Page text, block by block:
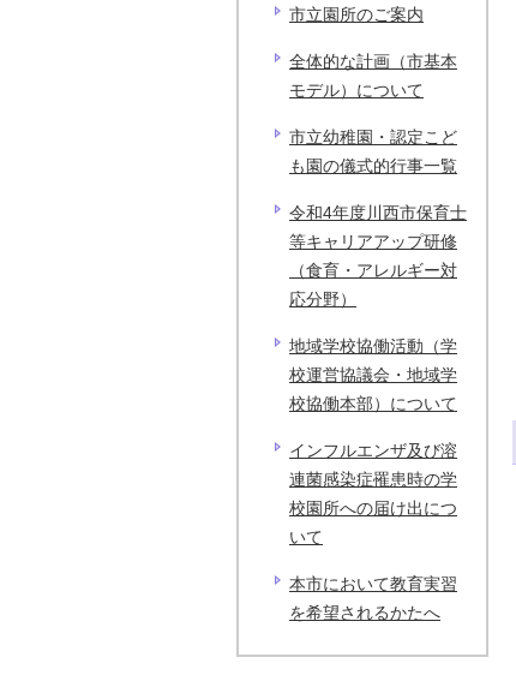
市立園所のご案内
全体的な計画（市基本
モデル）について
市立幼稚園・認定こど
も園の儀式的行事一覧
令和4年度川西市保育士
等キャリアアップ研修
（食育・アレルギー対
応分野）
地域学校協働活動（学
校運営協議会・地域学
校協働本部）について
インフルエンザ及び溶
連菌感染症罹患時の学
校園所への届け出につ
いて
本市において教育実習
を希望されるかたへ